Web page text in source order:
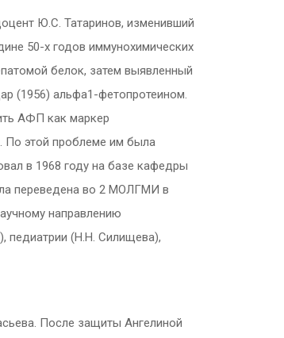
Ю.С. Татаринов, изменивший
50-х годов иммунохимических
белок, затем выявленный
(1956) альфа1-фетопротеином.
АФП как маркер
По этой проблеме им была
в 1968 году на базе кафедры
переведена во 2 МОЛГМИ в
направлению
педиатрии (Н.Н. Силищева),
После защиты Ангелиной